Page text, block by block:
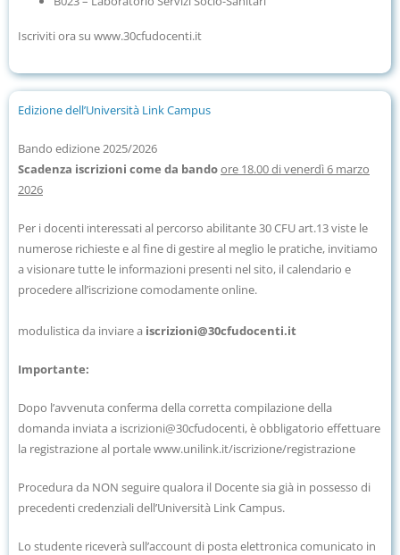
Iscriviti ora su www.30cfudocenti.it
Edizione dell’Università Link Campus
Bando edizione 2025/2026
Scadenza iscrizioni come da bandoore 18.00 di venerdì 6 marzo
2026
Per i docenti interessati al percorso abilitante 30 CFU art.13 viste le
numerose richieste e al fine di gestire al meglio le pratiche, invitiamo
a visionare tutte le informazioni presenti nel sito, il calendario e
procedere all’iscrizione comodamente online.
modulistica da inviare a iscrizioni@30cfudocenti.it
Importante:
Dopo l’avvenuta conferma della corretta compilazione della
domanda inviata a iscrizioni@30cfudocenti, è obbligatorio effettuare
la registrazione al portalewww.unilink.it/iscrizione/registrazione
Procedura da NON seguire qualora il Docente sia già in possesso di
precedenti credenziali dell’Università Link Campus.
Lo studente riceverà sull’account di posta elettronica comunicato in